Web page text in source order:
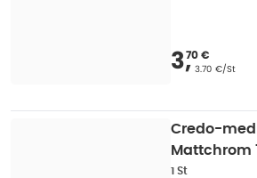
3,
70 €
Grundpreis
3.70 €/St
Credo-
Mattchrom
1 St